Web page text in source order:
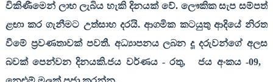
විකිණීමෙන් ලාභ ලැබිය හැකි දිනයක් වේ. ලෞකික සැප සම්පත්
ළඟා කර ගැනීමට උත්සාහ දරයි. ආගමික කටයුතු ආදියේ නිරත
වීමේ ප්‍රවණතාවක් පවතී. අධ්‍යාපනය ලබන දූ දරුවන්ගේ අලස
බවක් පෙන්වන දිනයකි.ජය වර්ණය - රතු, ජය අංකය -09,